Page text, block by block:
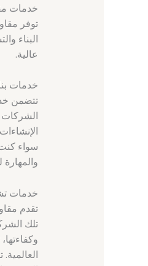
خدمات
توفر
البناء
عالية.
خدمات
تتضمن
الشركات
سواء
خدمات
تقدم
تلك